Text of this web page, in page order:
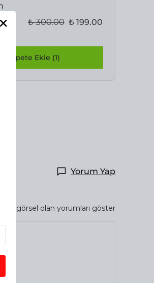
₺ 300.00 ₺ 199.00
Sepete Ekle (1)
Yorum Yap
görsel olan yorumları göster